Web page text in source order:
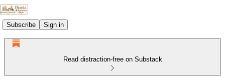
Subscribe Sign in
Read distraction-free on Substack